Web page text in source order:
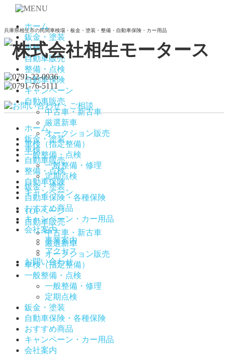
ホーム
鈑金・塗装
車検
自動車販売
整備・点検
自動車保険
キャンペーン
自動車販売
中古車・新古車
厳選新車
オークション販売
車検（指定整備）
一般整備・点検
一般整備・修理
定期点検
鈑金・塗装
自動車保険・各種保険
おすすめ商品
キャンペーン・カー用品
会社案内
事業案内
アクセス
お問い合わせ
兵庫県相生市の民間車検場・板金・塗装・整備・自動車保険・カー用品
ホーム
鈑金・塗装
車検
自動車販売
整備・点検
自動車保険
キャンペーン
TOPページ
自動車販売
中古車・新古車
厳選新車
オークション販売
車検（指定整備）
一般整備・点検
一般整備・修理
定期点検
鈑金・塗装
自動車保険・各種保険
おすすめ商品
キャンペーン・カー用品
会社案内